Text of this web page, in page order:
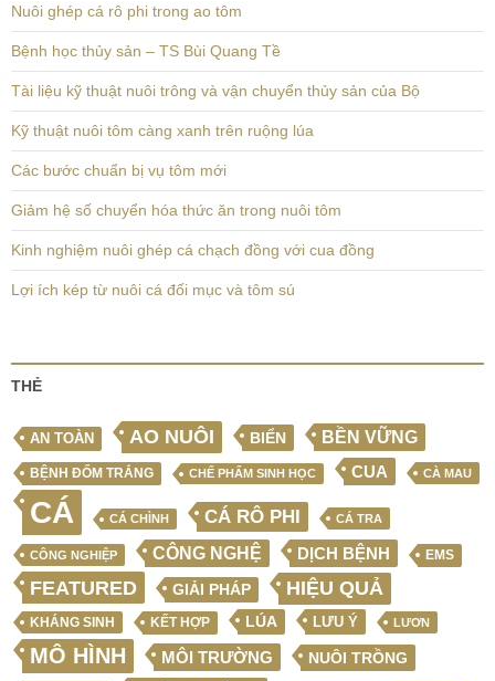
Nuôi ghép cá rô phi trong ao tôm
Bệnh học thủy sản – TS Bùi Quang Tề
Tài liệu kỹ thuật nuôi trông và vận chuyển thủy sản của Bộ
Kỹ thuật nuôi tôm càng xanh trên ruộng lúa
Các bước chuẩn bị vụ tôm mới
Giảm hệ số chuyển hóa thức ăn trong nuôi tôm
Kinh nghiệm nuôi ghép cá chạch đồng với cua đồng
Lợi ích kép từ nuôi cá đối mục và tôm sú
THẺ
AN TOÀN AO NUÔI BIỂN BỀN VỮNG
BỆNH ĐỐM TRẮNG CHẾ PHẨM SINH HỌC CUA CÀ MAU
CÁ CÁ CHÌNH CÁ RÔ PHI CÁ TRA
CÔNG NGHIỆP CÔNG NGHỆ DỊCH BỆNH EMS
FEATURED GIẢI PHÁP HIỆU QUẢ
KHÁNG SINH KẾT HỢP LÚA LƯU Ý LƯƠN
MÔ HÌNH MÔI TRƯỜNG NUÔI TRỒNG